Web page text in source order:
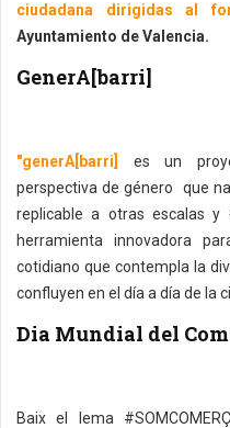
ciudadana dirigidas al
Ayuntamiento de Valencia.
GenerA[barri]
"generA[barri]
es un
perspectiva de género que
replicable a otras escalas y
herramienta innovadora
cotidiano que contempla la
confluyen en el día a día de la
Dia Mundial del
Baix el lema